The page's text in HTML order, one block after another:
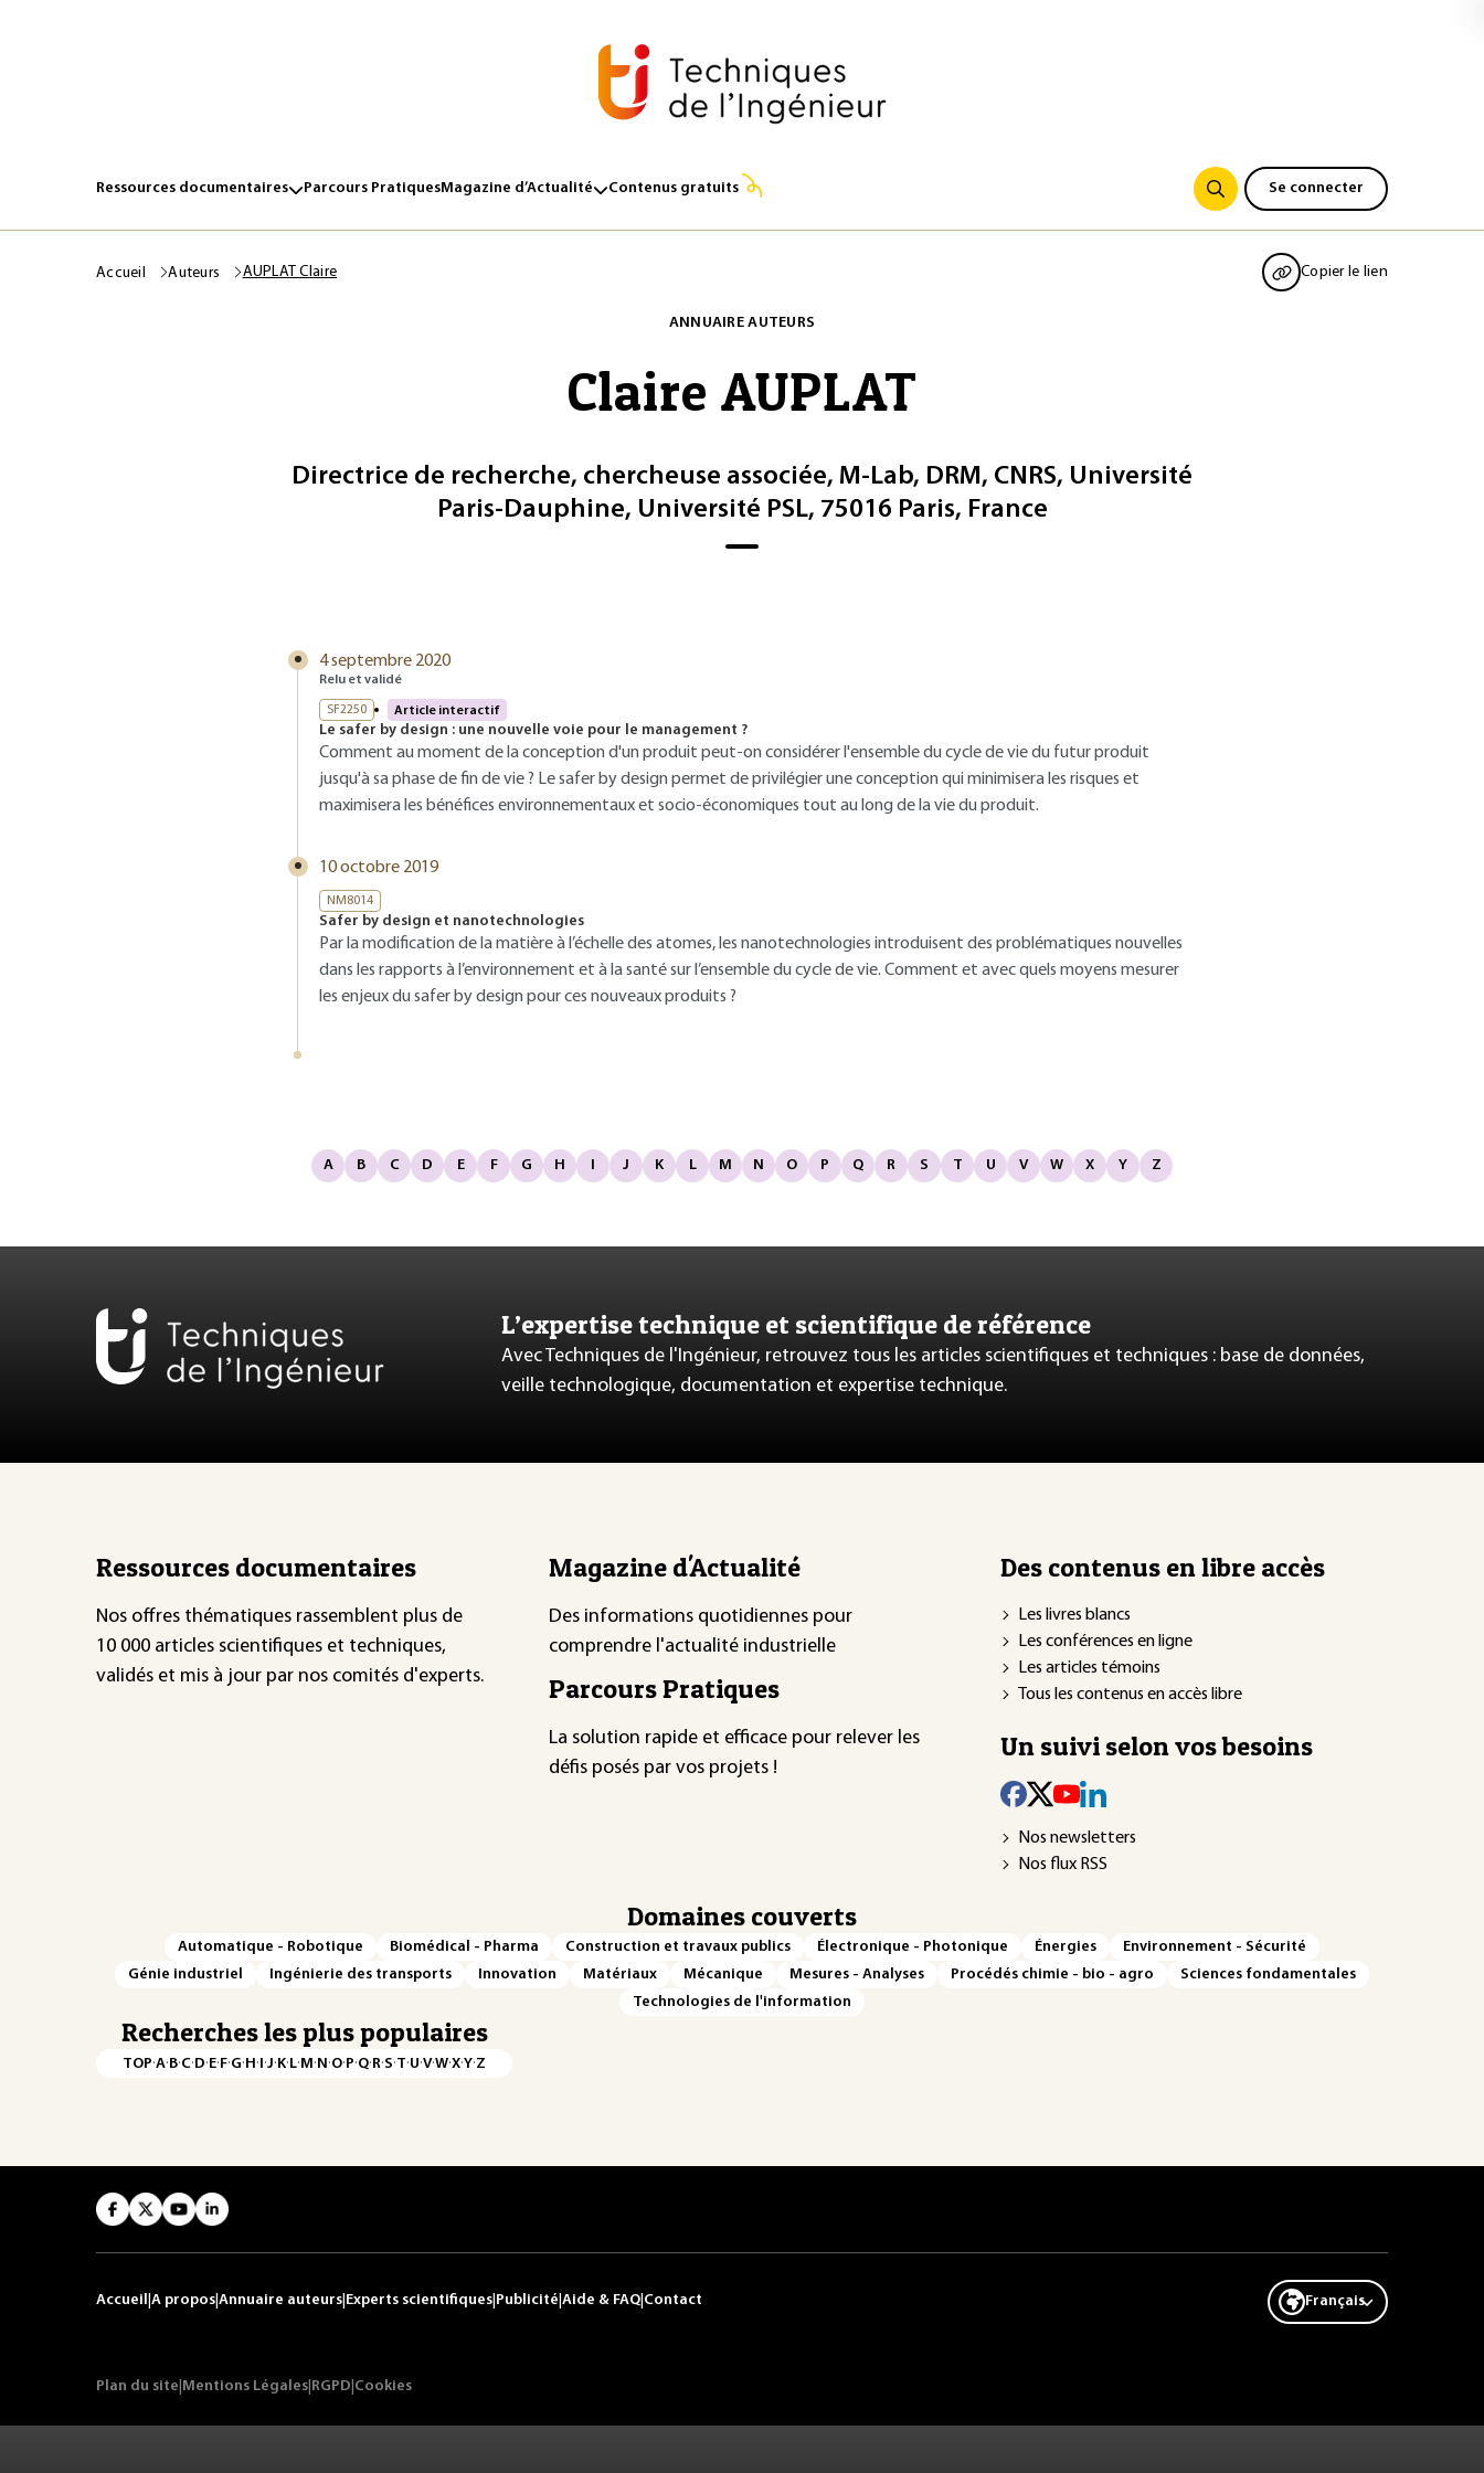
Ressources documentaires Parcours PratiquesMagazine d’Actualité Contenus gratuits Se connecter
Accueil Auteurs AUPLAT Claire Copier le lien
ANNUAIRE AUTEURS
Claire AUPLAT
Directrice de recherche, chercheuse associée, M-Lab, DRM, CNRS, Université
Paris-Dauphine, Université PSL, 75016 Paris, France
4 septembre 2020
Relu et validé
SF2250 Article interactif
Le safer by design : une nouvelle voie pour le management ?
Comment au moment de la conception d'un produit peut-on considérer l'ensemble du cycle de vie du futur produit
jusqu'à sa phase de fin de vie ? Le safer by design permet de privilégier une conception qui minimisera les risques et
maximisera les bénéfices environnementaux et socio-économiques tout au long de la vie du produit.
10 octobre 2019
NM8014
Safer by design et nanotechnologies
Par la modification de la matière à l’échelle des atomes, les nanotechnologies introduisent des problématiques nouvelles
dans les rapports à l’environnement et à la santé sur l’ensemble du cycle de vie. Comment et avec quels moyens mesurer
les enjeux du safer by design pour ces nouveaux produits ?
A B C D E F G H I J K L M N O P Q R S T U V W X Y Z
L’expertise technique et scientifique de référence
Avec Techniques de l'Ingénieur, retrouvez tous les articles scientifiques et techniques : base de données,
veille technologique, documentation et expertise technique.
Ressources documentaires
Nos offres thématiques rassemblent plus de
10 000 articles scientifiques et techniques,
validés et mis à jour par nos comités d'experts.
Magazine d'Actualité
Des informations quotidiennes pour
comprendre l'actualité industrielle
Parcours Pratiques
La solution rapide et efficace pour relever les
défis posés par vos projets !
Des contenus en libre accès
Les livres blancs
Les conférences en ligne
Les articles témoins
Tous les contenus en accès libre
Un suivi selon vos besoins
Nos newsletters
Nos flux RSS
Domaines couverts
Automatique - Robotique Biomédical - Pharma Construction et travaux publics Électronique - Photonique Énergies
Environnement - Sécurité
Génie industriel
Ingénierie des transports Innovation Matériaux Mécanique Mesures - Analyses Procédés chimie - bio - agro
Sciences fondamentales
Technologies de l'information
Recherches les plus populaires
TOP·A·B·C·D·E·F·G·H·I·J·K·L·M·N·O·P·Q·R·S·T·U·V·W·X·Y·Z
Accueil A propos Annuaire auteurs Experts scientifiques Publicité Aide & FAQ Contact Français
Plan du site Mentions Légales RGPD Cookies